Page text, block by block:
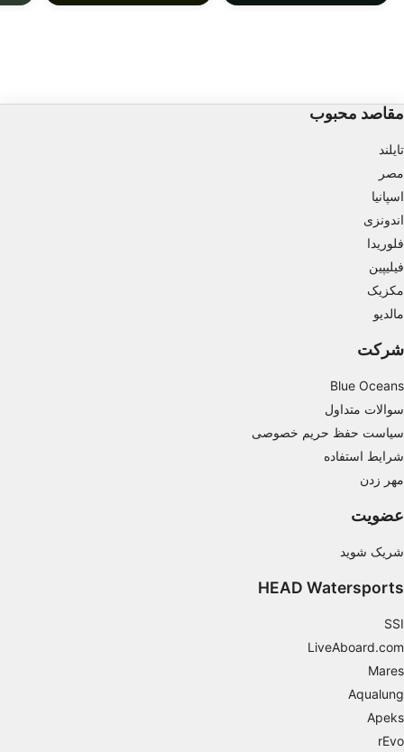
مقاصد محبوب
تایلند
مصر
اسپانیا
اندونزی
فلوریدا
فیلیپین
مکزیک
مالدیو
شرکت
Blue Oceans
سوالات متداول
سیاست حفظ حریم خصوصی
شرایط استفاده
مهر زدن
عضویت
شریک شوید
HEAD Watersports
SSI
LiveAboard.com
Mares
Aqualung
Apeks
rEvo